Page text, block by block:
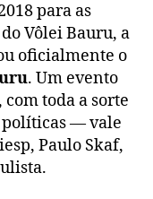
para as
Vôlei Bauru, a
oficialmente o
. Um evento
toda a sorte
políticas — vale
Paulo Skaf,